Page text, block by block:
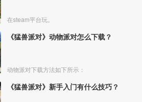
在steam平台玩。
《猛兽派对》动物派对怎么下载？
动物派对下载方法如下所示：
《猛兽派对》新手入门有什么技巧？